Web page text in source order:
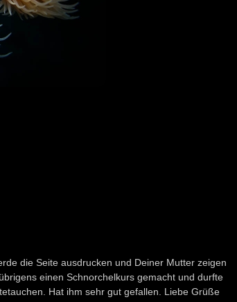
die Seite ausdrucken und Deiner Mutter zeigen
einen Schnorchelkurs gemacht und durfte
Hat ihm sehr gut gefallen. Liebe Grüße